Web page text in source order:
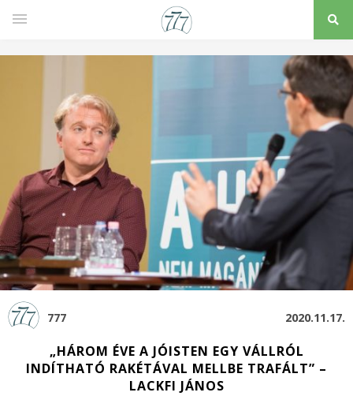
777 2020.11.17.
„HÁROM ÉVE A JÓISTEN EGY VÁLLRÓL
INDÍTHATÓ RAKÉTÁVAL MELLBE TRAFÁLT” –
LACKFI JÁNOS